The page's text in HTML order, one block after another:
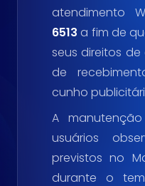
atendimento
6513 a fim de
seus direitos
de
cunho
A
usuários
previstos no
durante o